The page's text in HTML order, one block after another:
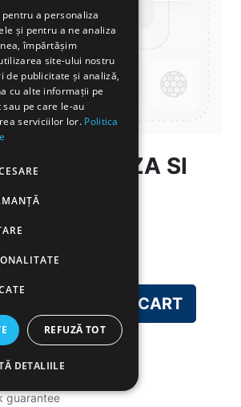
CU BRANZA SI
ADD TO CART
guarantee
a personaliza
și pentru a ne analiza
împărtășim
site-ului nostru
de publicitate și analiză,
cu alte informații pe
pe care le-au
serviciilor lor. Politica
REFUZĂ TOT
DETALIILE